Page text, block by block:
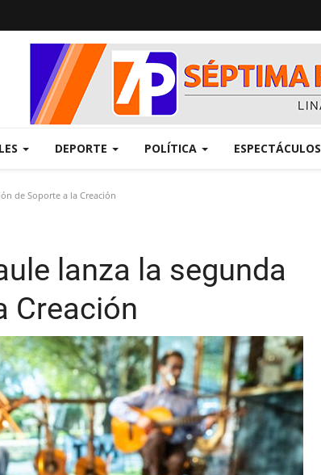
DEPORTE POLÍTICA ESPECTÁCULOS
de Soporte a la Creación
lanza la segunda
Creación